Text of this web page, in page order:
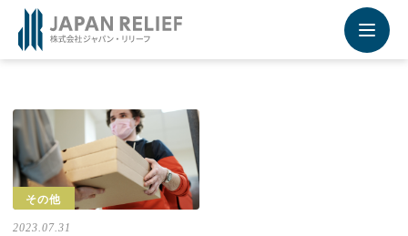
その他
2023.07.31
Recruiting Site - 採用サイト
未来を運ぶ運送業専門の求人転職情報サービス
採用サイトの詳細はこちらから